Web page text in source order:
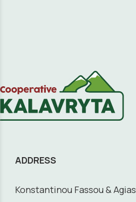
ADDRESS
Konstantinou Fassou & Agias